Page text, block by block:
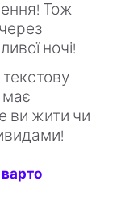
Тож
ночі!
має
ви жити чи
варто